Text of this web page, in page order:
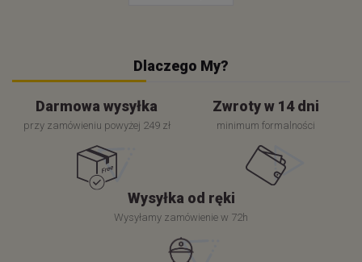
Dlaczego My?
Darmowa wysyłka
przy zamówieniu powyżej 249 zł
Zwroty w 14 dni
minimum formalności
Wysyłka od ręki
Wysyłamy zamówienie w 72h